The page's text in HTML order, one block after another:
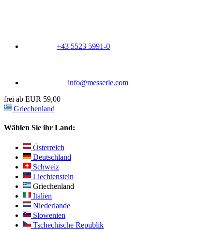
+43 5523 5991-0
info@messerle.com
frei ab EUR 59,00
Griechenland
Wählen Sie ihr Land:
Österreich
Deutschland
Schweiz
Liechtenstein
Griechenland
Italien
Niederlande
Slowenien
Tschechische Republik